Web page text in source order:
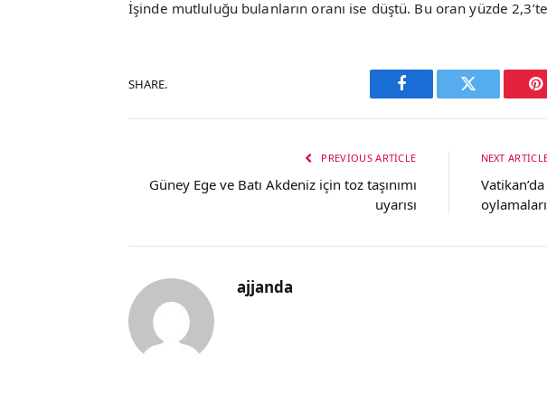
İşinde mutluluğu bulanların oranı ise düştü. Bu oran yüzde
SHARE.
Facebook Twitter
PREVIOUS ARTICLE
Güney Ege ve Batı Akdeniz için toz taşınımı
uyarısı
NEXT
ajjanda